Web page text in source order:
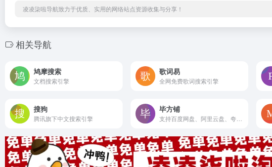
凌凌柒啦导航致力于优质、实用的网络站点资源收集与分享！
相关导航
鸠摩搜索
文档搜索引擎
歌词易
全网免费歌词搜索引擎
搜狗
腾讯旗下中文搜索引擎
毕方铺